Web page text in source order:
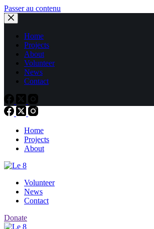
Passer au contenu
Home
Projects
About
Volunteer
News
Contact
Home
Projects
About
Volunteer
News
Contact
Donate